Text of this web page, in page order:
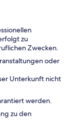
zu
Zwecken.
oder
Unterkunft nicht
werden.
zu den